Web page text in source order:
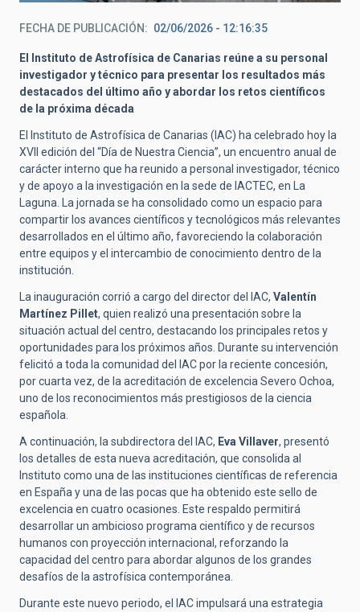
FECHA DE PUBLICACIÓN 02/06/2026 - 12:16:35
El Instituto de Astrofísica de Canarias reúne a su personal
investigador y técnico para presentar los resultados más
destacados del último año y abordar los retos científicos
de la próxima década
El Instituto de Astrofísica de Canarias (IAC) ha celebrado hoy la
XVII edición del “Día de Nuestra Ciencia”, un encuentro anual de
carácter interno que ha reunido a personal investigador, técnico
y de apoyo a la investigación en la sede de IACTEC, en La
Laguna. La jornada se ha consolidado como un espacio para
compartir los avances científicos y tecnológicos más relevantes
desarrollados en el último año, favoreciendo la colaboración
entre equipos y el intercambio de conocimiento dentro de la
institución.
La inauguración corrió a cargo del director del IAC, Valentín
Martínez Pillet, quien realizó una presentación sobre la
situación actual del centro, destacando los principales retos y
oportunidades para los próximos años. Durante su intervención
felicitó a toda la comunidad del IAC por la reciente concesión,
por cuarta vez, de la acreditación de excelencia Severo Ochoa,
uno de los reconocimientos más prestigiosos de la ciencia
española.
A continuación, la subdirectora del IAC, Eva Villaver, presentó
los detalles de esta nueva acreditación, que consolida al
Instituto como una de las instituciones científicas de referencia
en España y una de las pocas que ha obtenido este sello de
excelencia en cuatro ocasiones. Este respaldo permitirá
desarrollar un ambicioso programa científico y de recursos
humanos con proyección internacional, reforzando la
capacidad del centro para abordar algunos de los grandes
desafíos de la astrofísica contemporánea.
Durante este nuevo periodo, el IAC impulsará una estrategia